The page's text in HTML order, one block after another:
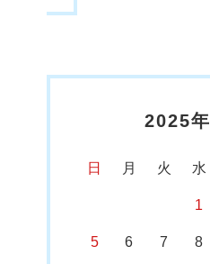
2025年
日 月 火 水
1
5 6 7 8